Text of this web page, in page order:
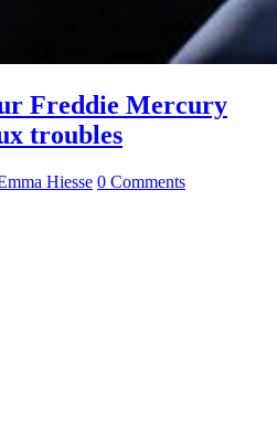
Freddie Mercury
troubles
Hiesse 0 Comments